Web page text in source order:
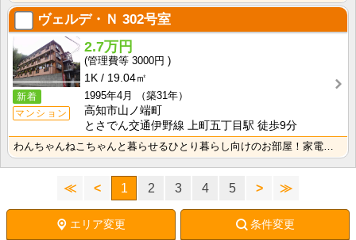
ヴェルデ・Ｎ 302号室
新着
マンション
2.7万円
3000円
1K
19.04㎡
1995年4月
（築31年）
高知市山ノ端町
とさでん交通伊野線 上町五丁目駅 徒歩9分
わんちゃんねこちゃんと暮らせるひとり暮らし向けのお部屋！家電付きプラン選べます♪洗濯機・冷蔵庫・電子･･･
≪ < 1 2 3 4 5 > ≫
エリア変更 条件変更